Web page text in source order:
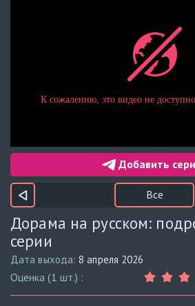
Добавить
Все
Дорама на русском:
серии
Дата выхода:8 апреля 2026
Оценка (1 шт.) :